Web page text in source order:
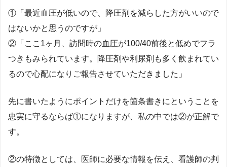
①「最近血圧が低いので、降圧剤を減らした方がいいので
はないかと思うのですが」
②「ここ1ヶ月、訪問時の血圧が100/40前後と低めでフラ
つきもみられています。降圧剤や利尿剤も多く飲まれてい
るので心配になりご報告させていただきました」
先に書いたようにポイントだけを箇条書きにということを
忠実に守るならば①になりますが、私の中では②が正解で
す。
②の特徴としては、医師に必要な情報を伝え、看護師の判